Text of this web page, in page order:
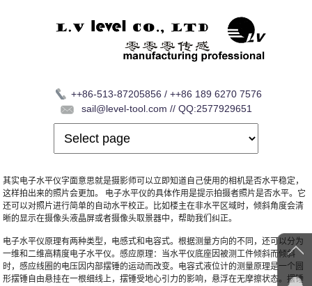
++86-513-87205856 / ++86 189 6270 7576
sail@level-tool.com // QQ:2577929651
其实电子水平仪字面意思就是摄影师可以立即知道自己使用的相机是否水平稳定，
这样拍出来的照片会更加。 电子水平仪的具体作用是提示拍摄者照片是否水平。它
还可以对照片进行简单的自动水平校正。比如楼主在非水平区域时，倾斜角度会清
晰的显示在摄像头液晶屏或者摄像头取景器中，帮助我们纠正。
电子水平仪原理有两种类型，电感式和电容式。根据测量方向的不同，还可以分为
一维和二维高精度电子水平仪。感应原理：当水平仪底座因被测工件倾斜而倾斜
时，感应线圈的电压因内部摆锤的运动而改变。电容式液位计的测量原理是一个圆
形摆锤自由悬挂在一根细线上，摆锤受地心引力的影响，悬浮在无摩擦状态。摆锤